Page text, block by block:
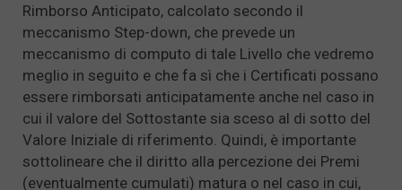
Rimborso Anticipato, calcolato secondo il
meccanismo Step-down, che prevede un
meccanismo di computo di tale Livello che vedremo
meglio in seguito e che fa sì che i Certificati possano
essere rimborsati anticipatamente anche nel caso in
cui il valore del Sottostante sia sceso al di sotto del
Valore Iniziale di riferimento. Quindi, è importante
sottolineare che il diritto alla percezione dei Premi
(eventualmente cumulati) matura o nel caso in cui,